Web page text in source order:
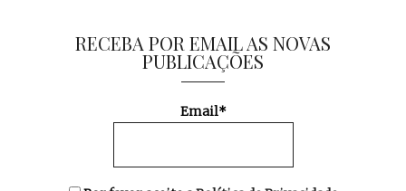
RECEBA POR EMAIL AS NOVAS
PUBLICAÇÕES
Email*